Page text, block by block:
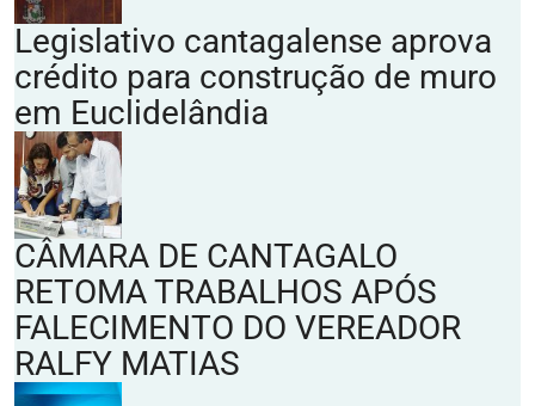
Legislativo cantagalense aprova
crédito para construção de muro
em Euclidelândia
CÂMARA DE CANTAGALO
RETOMA TRABALHOS APÓS
FALECIMENTO DO VEREADOR
RALFY MATIAS